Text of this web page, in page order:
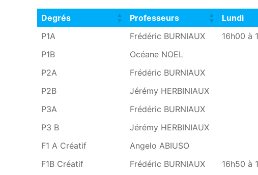
Degrés Professeurs Lundi
Degrés
Professeurs Lundi
P1A Frédéric BURNIAUX
16h00 à
P1B
Océane NOEL
P2A
Frédéric BURNIAUX
P2B
Jérémy HERBINIAUX
P3A
Frédéric BURNIAUX
P3 B
Jérémy HERBINIAUX
F1 A Créatif
Angelo ABIUSO
F1B Créatif
Frédéric BURNIAUX 16h50 à